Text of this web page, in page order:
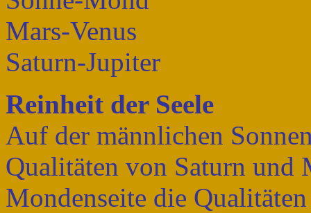
Mars-Venus
Saturn-Jupiter
Reinheit der Seele
Auf der männlichen
Qualitäten von Saturn und
Mondenseite die